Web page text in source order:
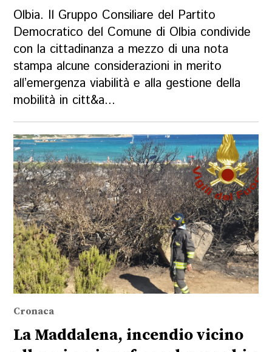
Olbia. Il Gruppo Consiliare del Partito
Democratico del Comune di Olbia condivide
con la cittadinanza a mezzo di una nota
stampa alcune considerazioni in merito
all’emergenza viabilità e alla gestione della
mobilità in citt&a...
Cronaca
La Maddalena, incendio vicino